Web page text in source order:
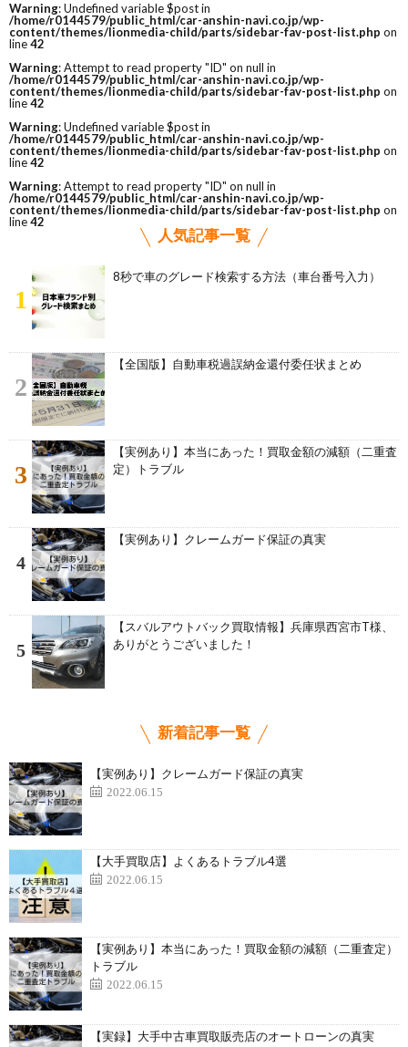
Warning: Undefined variable $post in
/home/r0144579/public_html/car-anshin-navi.co.jp/wp-
content/themes/lionmedia-child/parts/sidebar-fav-post-list.php on
line42
Warning: Attempt to read property "ID" on null in
/home/r0144579/public_html/car-anshin-navi.co.jp/wp-
content/themes/lionmedia-child/parts/sidebar-fav-post-list.php on
line42
Warning: Undefined variable $post in
/home/r0144579/public_html/car-anshin-navi.co.jp/wp-
content/themes/lionmedia-child/parts/sidebar-fav-post-list.php on
line42
Warning: Attempt to read property "ID" on null in
/home/r0144579/public_html/car-anshin-navi.co.jp/wp-
content/themes/lionmedia-child/parts/sidebar-fav-post-list.php on
line42
人気記事一覧
1
8秒で車のグレード検索する方法（車台番号入力）
2
【全国版】自動車税過誤納金還付委任状まとめ
3
【実例あり】本当にあった！買取金額の減額（二重査
定）トラブル
4
【実例あり】クレームガード保証の真実
5
【スバルアウトバック買取情報】兵庫県西宮市T様、
ありがとうございました！
新着記事一覧
【実例あり】クレームガード保証の真実
2022.06.15
【大手買取店】よくあるトラブル4選
2022.06.15
【実例あり】本当にあった！買取金額の減額（二重査定）
トラブル
2022.06.15
【実録】大手中古車買取販売店のオートローンの真実